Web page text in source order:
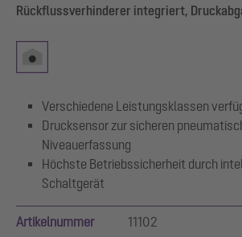
Rückflussverhinderer integriert,
Verschiedene Leistungsklassen
Drucksensor zur sicheren
Niveauerfassung
Höchste Betriebssicherheit durch
Schaltgerät
Artikelnummer 11102